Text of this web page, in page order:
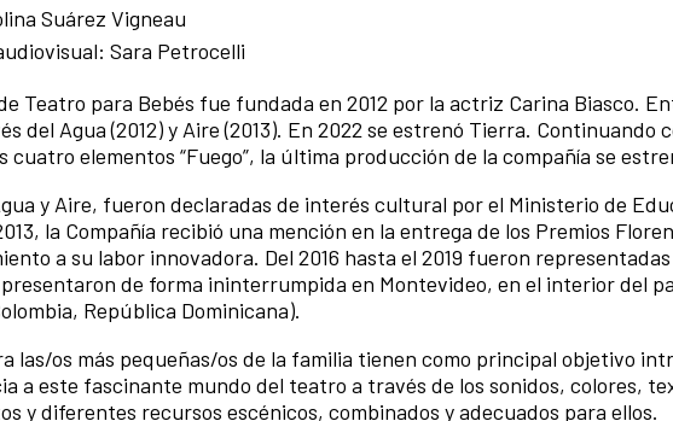
Suárez Vigneau
Sara Petrocelli
Teatro para Bebés fue fundada en 2012 por la actriz Carina Biasco.
del Agua (2012) y Aire (2013). En 2022 se estrenó Tierra. Continuando
cuatro elementos “Fuego”, la última producción de la compañía se
y Aire, fueron declaradas de interés cultural por el Ministerio de
la Compañía recibió una mención en la entrega de los Premios
a su labor innovadora. Del 2016 hasta el 2019 fueron
de forma ininterrumpida en Montevideo, en el interior del
República Dominicana).
las/os más pequeñas/os de la familia tienen como principal objetivo
a este fascinante mundo del teatro a través de los sonidos, colores,
y diferentes recursos escénicos, combinados y adecuados para ellos.